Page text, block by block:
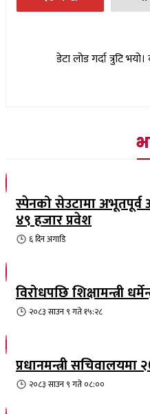
डेटा लोड गर्दा त्रुटि
स्पेनको सेउटामा अभूतपूर्व
४९ हजार प्रवेश
६ दिनअगाडि
विरोधपछि शिक्षामन्त्री
२०८३ साउन ९ गते १५:२८
प्रधानमन्त्री सचिवालयमा
२०८३ साउन ९ गते ०८:००